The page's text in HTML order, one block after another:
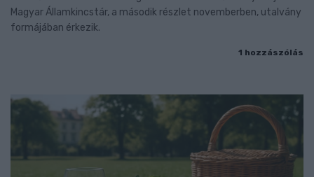
Magyar Államkincstár, a második részlet novemberben, utalvány
formájában érkezik.
1 hozzászólás